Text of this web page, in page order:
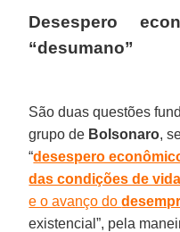
Desespero
“desumano”
São duas questões
grupo de Bolsonaro,
“desespero
das condições de vida
e o avanço do
existencial”, pela